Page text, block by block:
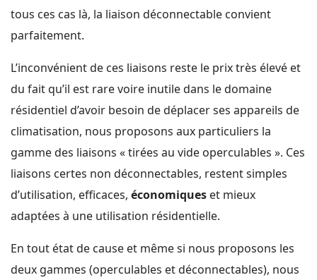
tous ces cas là, la liaison déconnectable convient
parfaitement.
L’inconvénient de ces liaisons reste le prix très élevé et
du fait qu’il est rare voire inutile dans le domaine
résidentiel d’avoir besoin de déplacer ses appareils de
climatisation, nous proposons aux particuliers la
gamme des liaisons « tirées au vide operculables ». Ces
liaisons certes non déconnectables, restent simples
d’utilisation, efficaces, économiques et mieux
adaptées à une utilisation résidentielle.
En tout état de cause et même si nous proposons les
deux gammes (operculables et déconnectables), nous